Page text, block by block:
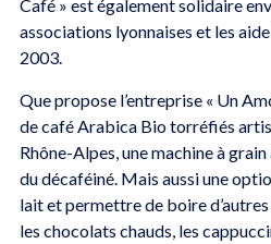
Café » est également solidaire
associations lyonnaises et les
2003.
Que propose l’entreprise « Un
de café Arabica Bio torréfiés
Rhône-Alpes, une machine à
du décaféiné. Mais aussi une
lait et permettre de boire
les chocolats chauds, les